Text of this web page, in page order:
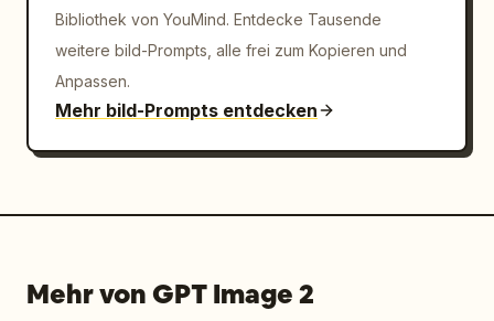
Subtile reflektierende Highlights
Elite-Ästhetik für den Spieltag
Hintergrund:
Schwebende Funkenpartikel
Bibliothek von YouMind. Entdecke Tausende
weitere bild-Prompts, alle frei zum Kopieren und
Anpassen.
Mehr bild-Prompts entdecken
Mehr von GPT Image 2